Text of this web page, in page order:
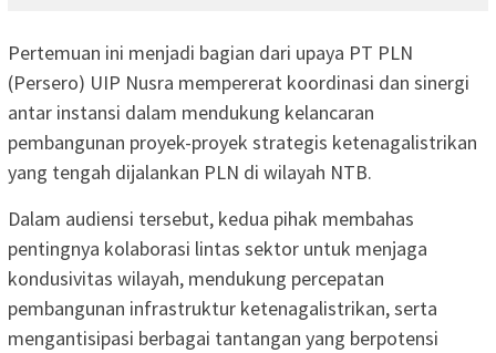
Pertemuan ini menjadi bagian dari upaya PT PLN
(Persero) UIP Nusra mempererat koordinasi dan sinergi
antar instansi dalam mendukung kelancaran
pembangunan proyek-proyek strategis ketenagalistrikan
yang tengah dijalankan PLN di wilayah NTB.
Dalam audiensi tersebut, kedua pihak membahas
pentingnya kolaborasi lintas sektor untuk menjaga
kondusivitas wilayah, mendukung percepatan
pembangunan infrastruktur ketenagalistrikan, serta
mengantisipasi berbagai tantangan yang berpotensi